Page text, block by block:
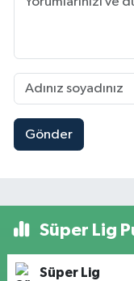
Gönder
Süper Lig
Süper Lig